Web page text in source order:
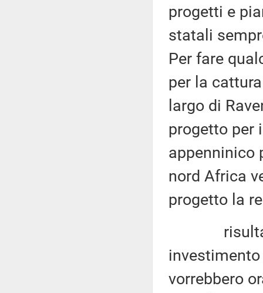
progetti e
statali
Per fare
per la
largo di
progetto per
appenninico
nord Africa
progetto la
risulta
vorrebbero